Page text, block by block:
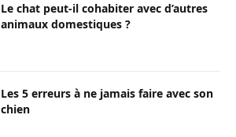
Le chat peut-il cohabiter avec d’autres
animaux domestiques ?
Les 5 erreurs à ne jamais faire avec son
chien